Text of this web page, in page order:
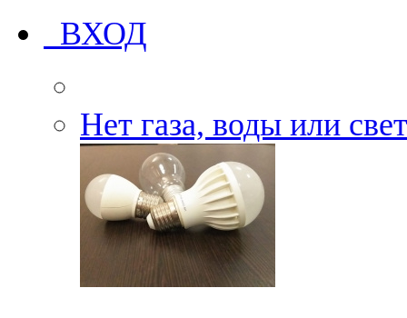
ВХОД
Нет газа, воды или